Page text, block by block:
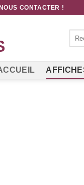
CONTACTER !